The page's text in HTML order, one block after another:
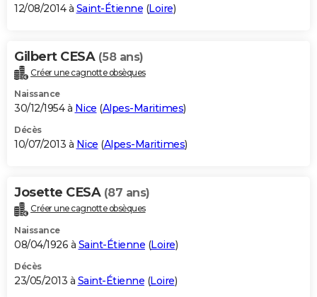
12/08/2014 à Saint-Étienne (Loire)
Gilbert CESA (58 ans)
Créer une cagnotte obsèques
Naissance
30/12/1954 à Nice (Alpes-Maritimes)
Décès
10/07/2013 à Nice (Alpes-Maritimes)
Josette CESA (87 ans)
Créer une cagnotte obsèques
Naissance
08/04/1926 à Saint-Étienne (Loire)
Décès
23/05/2013 à Saint-Étienne (Loire)